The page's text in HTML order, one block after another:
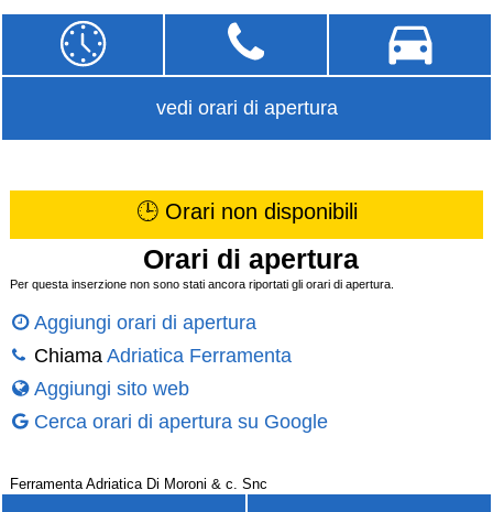
vedi orari di apertura
🕒 Orari non disponibili
Orari di apertura
Per questa inserzione non sono stati ancora riportati gli orari di apertura.
Aggiungi orari di apertura
Chiama Adriatica Ferramenta
Aggiungi sito web
Cerca orari di apertura su Google
Ferramenta Adriatica Di Moroni & c. Snc